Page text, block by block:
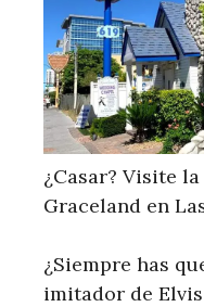
¿Casar? Visite
Graceland en
¿Siempre has
imitador de